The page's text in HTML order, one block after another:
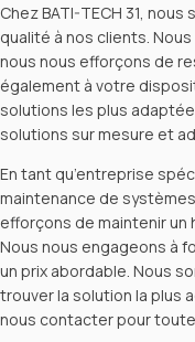
Chez BATI-TECH 31,
qualité à nos clients.
nous nous efforçons de
également à votre
solutions les plus
solutions sur mesure et
En tant qu’entreprise
maintenance de
efforçons de maintenir
Nous nous engageons à
un prix abordable. Nous
trouver la solution la plus
nous contacter pour